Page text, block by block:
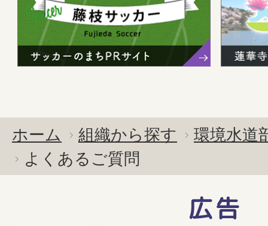
ホーム 組織から探す
環境水道
よくあるご質問
広告